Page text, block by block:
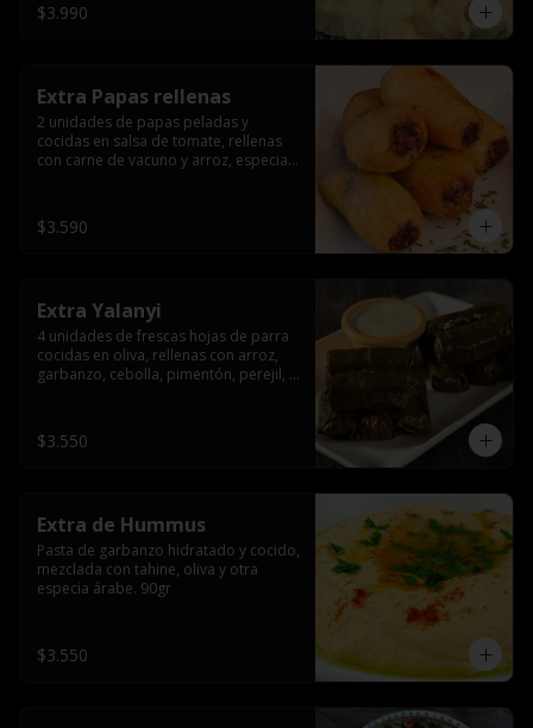
$3.990
Extra Papas rellenas
2 unidades de papas peladas y
cocidas en salsa de tomate, rellenas
con carne de vacuno y arroz, especia
$3.590
Extra Yalanyi
4 unidades de frescas hojas de parra
cocidas en oliva, rellenas con arroz,
garbanzo, cebolla, pimentón, perejil,
$3.550
Extra de Hummus
Pasta de garbanzo hidratado y cocido,
mezclada con tahine, oliva y otra
especia árabe. 90gr
$3.550